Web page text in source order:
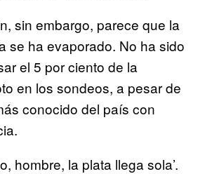
sin embargo, parece que la
se ha evaporado. No ha sido
el 5 por ciento de la
en los sondeos, a pesar de
conocido del país con
hombre, la plata llega sola’.